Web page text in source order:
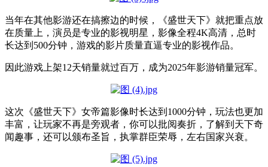
当年在其他影游还在搞擦边的时候，《盛世天下》就把重点放
在质量上，演员是专业的影视明星，影像全程4K高清，总时
长达到500分钟，游戏的影片质量直逼专业的影视作品。
因此游戏上架12天销量就过百万，成为2025年影游销量冠军。
这次《盛世天下》女帝篇影像时长达到1000分钟，玩法也更加
丰富，让玩家不再是旁观者，你可以批阅奏折，了解到天下奇
闻趣事，还可以颁布圣旨，执掌群臣荣辱，左右国家兴衰。